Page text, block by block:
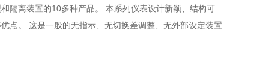
隔离装置的10多种产品。 本系列仪表设计新颖、结构可
点。 这是一般的无指示、无切换差调整、无外部设定装置